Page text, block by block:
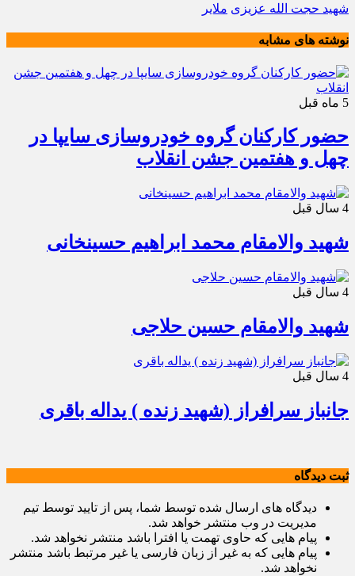
شهید حجت الله عزیزی ملایر
نوشته های مشابه
5 ماه قبل
حضور کارکنان گروه خودروسازی سایپا در
چهل و هفتمین جشن انقلاب
4 سال قبل
شهید والامقام محمد ابراهیم حسینخانی
4 سال قبل
شهید والامقام حسین حلاجی
4 سال قبل
جانباز سرافراز (شهید زنده ) یداله باقری
ثبت دیدگاه
دیدگاه های ارسال شده توسط شما، پس از تایید توسط تیم
مدیریت در وب منتشر خواهد شد.
پیام هایی که حاوی تهمت یا افترا باشد منتشر نخواهد شد.
پیام هایی که به غیر از زبان فارسی یا غیر مرتبط باشد منتشر
نخواهد شد.